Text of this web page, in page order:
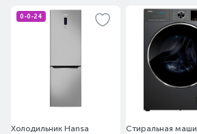
0-0-24
Холодильник Hansa
Стиральная